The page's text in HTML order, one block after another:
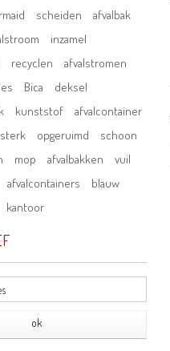
scheiden
afvalbak
inzamel
recyclen
afvalstromen
Bica
deksel
kunststof
afvalcontainer
sterk opgeruimd
schoon
mop afvalbakken
vuil
afvalcontainers
blauw
kantoor